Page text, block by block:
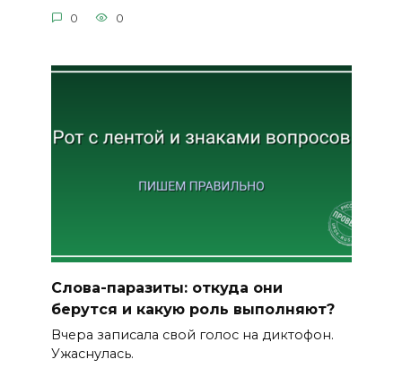
0 0
Слова-паразиты: откуда они
берутся и какую роль выполняют?
Вчера записала свой голос на диктофон.
Ужаснулась.